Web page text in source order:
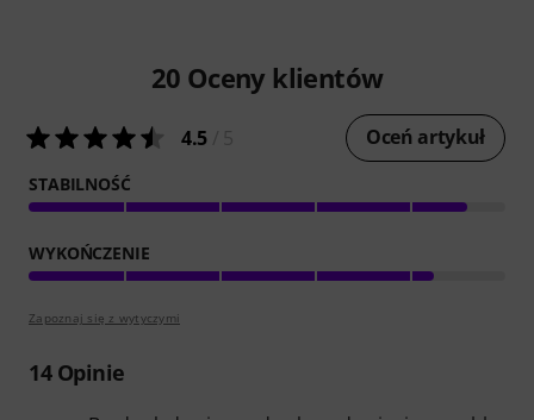
20 Oceny klientów
4.5 Oceń artykuł
STABILNOŚĆ
WYKOŃCZENIE
Zapoznaj się z wytyczymi
14Opinie